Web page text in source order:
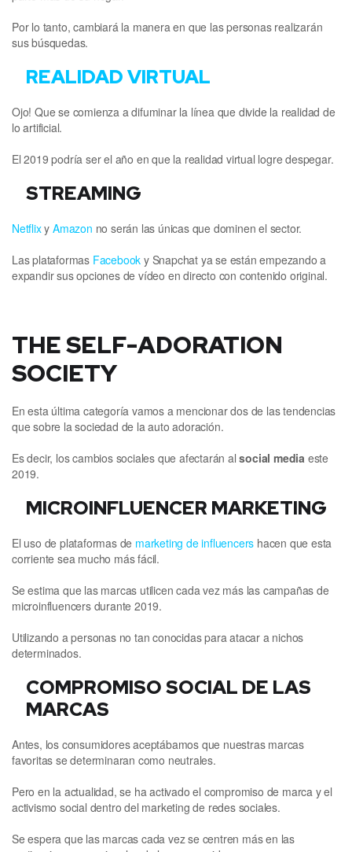
Por lo tanto, cambiará la manera en que las personas realizarán
sus búsquedas.
REALIDAD VIRTUAL
Ojo! Que se comienza a difuminar la línea que divide la realidad de
lo artificial.
El 2019 podría ser el año en que la realidad virtual logre despegar.
STREAMING
NetflixyAmazon no serán las únicas que dominen el sector.
Las plataformas Facebook y Snapchat ya se están empezando a
expandir sus opciones de vídeo en directo con contenido original.
THE SELF-ADORATION
SOCIETY
En esta última categoría vamos a mencionar dos de las tendencias
que sobre la sociedad de la auto adoración.
Es decir, los cambios sociales que afectarán alsocial media este
2019.
MICROINFLUENCER MARKETING
El uso de plataformas de marketing de influencers hacen que esta
corriente sea mucho más fácil.
Se estima que las marcas utilicen cada vez más las campañas de
microinfluencers durante 2019.
Utilizando a personas no tan conocidas para atacar a nichos
determinados.
COMPROMISO SOCIAL DE LAS
MARCAS
Antes, los consumidores aceptábamos que nuestras marcas
favoritas se determinaran como neutrales.
Pero en la actualidad, se ha activado el compromiso de marca y el
activismo social dentro del marketing de redes sociales.
Se espera que las marcas cada vez se centren más en las